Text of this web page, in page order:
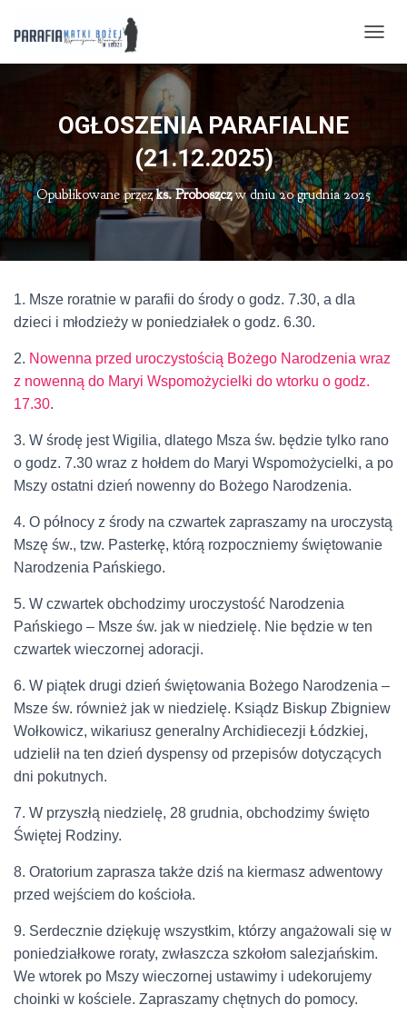
R
C
Z
N
A
W
I
OGŁOSZENIA PARAFIALNE
(21.12.2025)
Opublikowane przezks. Proboszczw dniu20 grudnia 2025
1. Msze roratnie w parafii do środy o godz. 7.30, a dla
dzieci i młodzieży w poniedziałek o godz. 6.30.
2. Nowenna przed uroczystością Bożego Narodzenia wraz
z nowenną do Maryi Wspomożycielki do wtorku o godz.
17.30.
3. W środę jest Wigilia, dlatego Msza św. będzie tylko rano
o godz. 7.30 wraz z hołdem do Maryi Wspomożycielki, a po
Mszy ostatni dzień nowenny do Bożego Narodzenia.
4. O północy z środy na czwartek zapraszamy na uroczystą
Mszę św., tzw. Pasterkę, którą rozpoczniemy świętowanie
Narodzenia Pańskiego.
5. W czwartek obchodzimy uroczystość Narodzenia
Pańskiego – Msze św. jak w niedzielę. Nie będzie w ten
czwartek wieczornej adoracji.
6. W piątek drugi dzień świętowania Bożego Narodzenia –
Msze św. również jak w niedzielę. Ksiądz Biskup Zbigniew
Wołkowicz, wikariusz generalny Archidiecezji Łódzkiej,
udzielił na ten dzień dyspensy od przepisów dotyczących
dni pokutnych.
7. W przyszłą niedzielę, 28 grudnia, obchodzimy święto
Świętej Rodziny.
8. Oratorium zaprasza także dziś na kiermasz adwentowy
przed wejściem do kościoła.
9. Serdecznie dziękuję wszystkim, którzy angażowali się w
poniedziałkowe roraty, zwłaszcza szkołom salezjańskim.
We wtorek po Mszy wieczornej ustawimy i udekorujemy
choinki w kościele. Zapraszamy chętnych do pomocy.